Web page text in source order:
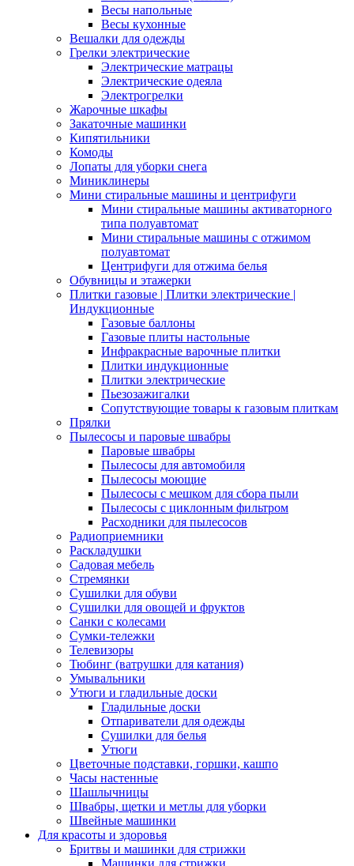
Весы напольные
Весы кухонные
Вешалки для одежды
Грелки электрические
Электрические матрацы
Электрические одеяла
Электрогрелки
Жарочные шкафы
Закаточные машинки
Кипятильники
Комоды
Лопаты для уборки снега
Миниклинеры
Мини стиральные машины и центрифуги
Мини стиральные машины активаторного
типа полуавтомат
Мини стиральные машины с отжимом
полуавтомат
Центрифуги для отжима белья
Обувницы и этажерки
Плитки газовые | Плитки электрические |
Индукционные
Газовые баллоны
Газовые плиты настольные
Инфракрасные варочные плитки
Плитки индукционные
Плитки электрические
Пьезозажигалки
Сопутствующие товары к газовым плиткам
Прялки
Пылесосы и паровые швабры
Паровые швабры
Пылесосы для автомобиля
Пылесосы моющие
Пылесосы с мешком для сбора пыли
Пылесосы с циклонным фильтром
Расходники для пылесосов
Радиоприемники
Раскладушки
Садовая мебель
Стремянки
Сушилки для обуви
Сушилки для овощей и фруктов
Санки с колесами
Сумки-тележки
Телевизоры
Тюбинг (ватрушки для катания)
Умывальники
Утюги и гладильные доски
Гладильные доски
Отпариватели для одежды
Сушилки для белья
Утюги
Цветочные подставки, горшки, кашпо
Часы настенные
Шашлычницы
Швабры, щетки и метлы для уборки
Швейные машинки
Для красоты и здоровья
Бритвы и машинки для стрижки
Машинки для стрижки